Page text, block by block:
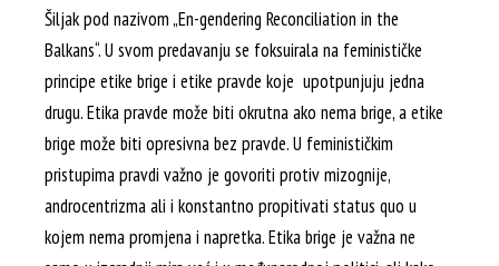
Šiljak pod nazivom „En-gendering Reconciliation in the
Balkans“. U svom predavanju se foksuirala na feminističke
principe etike brige i etike pravde koje upotpunjuju jedna
drugu. Etika pravde može biti okrutna ako nema brige, a etike
brige može biti opresivna bez pravde. U feminističkim
pristupima pravdi važno je govoriti protiv mizognije,
androcentrizma ali i konstantno propitivati status quo u
kojem nema promjena i napretka. Etika brige je važna ne